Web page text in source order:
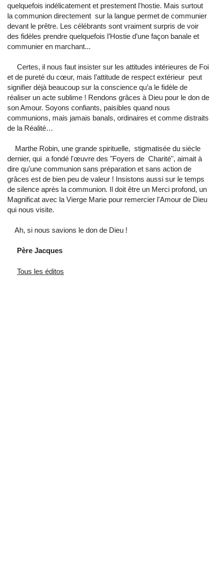
quelquefois indélicatement et prestement l'hostie. Mais surtout
la communion directement sur la langue permet de communier
devant le prêtre. Les célébrants sont vraiment surpris de voir
des fidèles prendre quelquefois l’Hostie d’une façon banale et
communier en marchant...
Certes, il nous faut insister sur les attitudes intérieures de Foi
et de pureté du cœur, mais l’attitude de respect extérieur peut
signifier déjà beaucoup sur la conscience qu’a le fidèle de
réaliser un acte sublime ! Rendons grâces à Dieu pour le don de
son Amour. Soyons confiants, paisibles quand nous
communions, mais jamais banals, ordinaires et comme distraits
de la Réalité…
Marthe Robin, une grande spirituelle, stigmatisée du siècle
dernier, qui a fondé l'œuvre des "Foyers de Charité", aimait à
dire qu'une communion sans préparation et sans action de
grâces est de bien peu de valeur ! Insistons aussi sur le temps
de silence après la communion. Il doit être un Merci profond, un
Magnificat avec la Vierge Marie pour remercier l'Amour de Dieu
qui nous visite.
Ah, si nous savions le don de Dieu !
Père Jacques
Tous les éditos